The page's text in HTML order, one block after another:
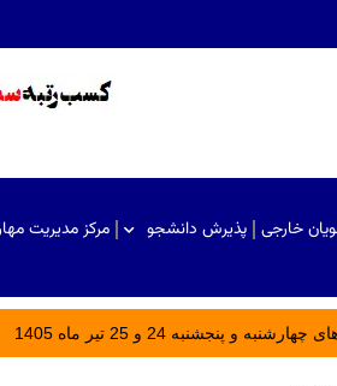
خارجی پذیرش دانشجو مرکز مدیریت
24 و 25 تیر ماه 1405